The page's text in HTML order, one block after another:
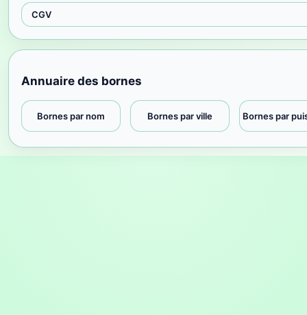
CGV
Annuaire des bornes
Bornes par nom Bornes par ville Bornes par